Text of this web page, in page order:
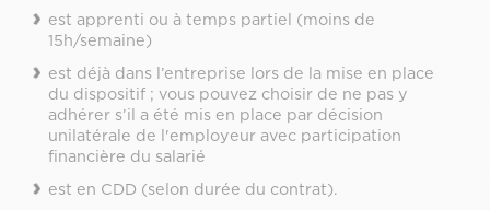
est apprenti ou à temps partiel (moins de
15h/semaine)
est déjà dans l’entreprise lors de la mise en place
du dispositif ; vous pouvez choisir de ne pas y
adhérer s’il a été mis en place par décision
unilatérale de l'employeur avec participation
financière du salarié
est en CDD (selon durée du contrat).